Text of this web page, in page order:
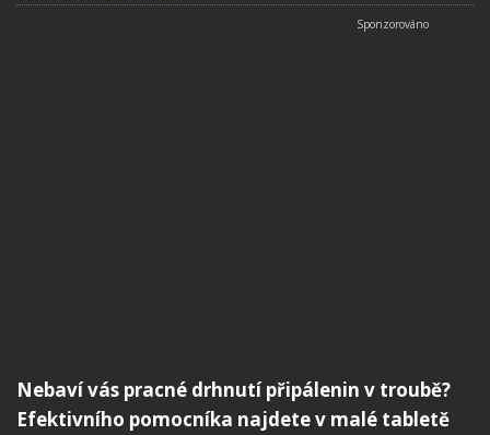
Nebaví vás pracné drhnutí připálenin v troubě?
Efektivního pomocníka najdete v malé tabletě